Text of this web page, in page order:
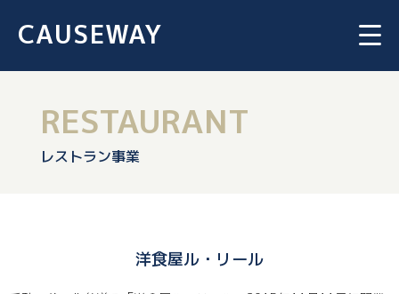
CAUSEWAY
RESTAURANT
レストラン事業
洋食屋ル・リール